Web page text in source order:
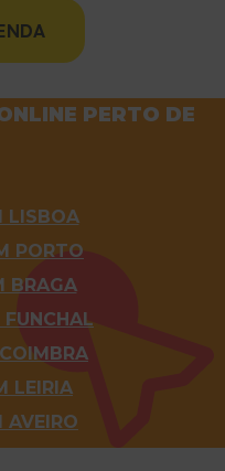
PERTO DE
LISBOA
PORTO
BRAGA
LEIRIA
AVEIRO